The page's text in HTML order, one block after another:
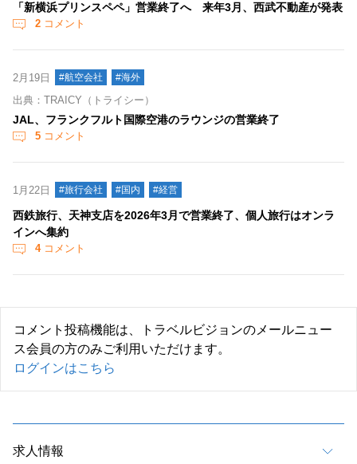
「新横浜プリンスペペ」営業終了へ 来年3月、西武不動産が発表
2 コメント
2月19日 #航空会社 #海外
出典：TRAICY（トライシー）
JAL、フランクフルト国際空港のラウンジの営業終了
5 コメント
1月22日 #旅行会社 #国内 #経営
西鉄旅行、天神支店を2026年3月で営業終了、個人旅行はオンラ
インへ集約
4コメント
コメント投稿機能は、トラベルビジョンのメールニュー
ス会員の方のみご利用いただけます。
ログインはこちら
求人情報